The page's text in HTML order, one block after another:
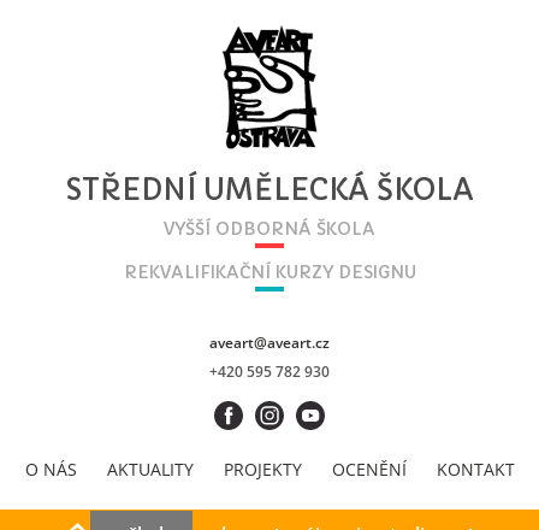
O NÁS AKTUALITY PROJEKTY OCENĚNÍ KONTAKT
STŘEDNÍ UMĚLECKÁ ŠKOLA
VYŠŠÍ ODBORNÁ ŠKOLA
REKVALIFIKAČNÍ KURZY DESIGNU
aveart@aveart.cz
+420 595 782 930